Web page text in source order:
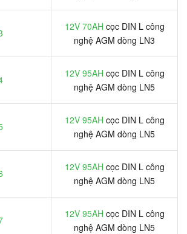
12V 70AH cọc DIN L công
nghệ AGM dòng LN3
12V 95AH cọc DIN L công
nghệ AGM dòng LN5
12V 95AH cọc DIN L công
nghệ AGM dòng LN5
12V 95AH cọc DIN L công
nghệ AGM dòng LN5
12V 95AH cọc DIN L công
nghệ AGM dòng LN5